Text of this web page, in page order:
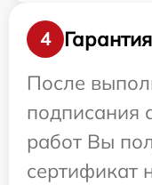
4
Гарантия
После
подписания
работ Вы
сертификат